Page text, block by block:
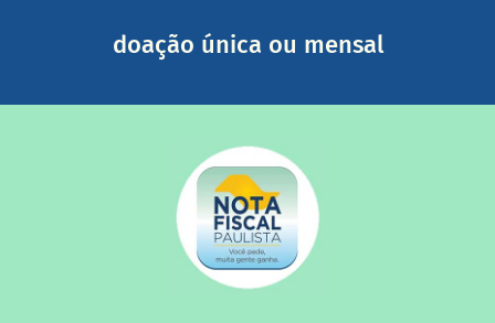
doação única ou mensal
saiba mais